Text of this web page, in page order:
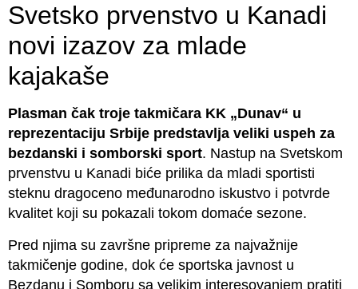
Svetsko prvenstvo u Kanadi
novi izazov za mlade
kajakaše
Plasman čak troje takmičara KK „Dunav“ u
reprezentaciju Srbije predstavlja veliki uspeh za
bezdanski i somborski sport. Nastup na Svetskom
prvenstvu u Kanadi biće prilika da mladi sportisti
steknu dragoceno međunarodno iskustvo i potvrde
kvalitet koji su pokazali tokom domaće sezone.
Pred njima su završne pripreme za najvažnije
takmičenje godine, dok će sportska javnost u
Bezdanu i Somboru sa velikim interesovanjem pratiti